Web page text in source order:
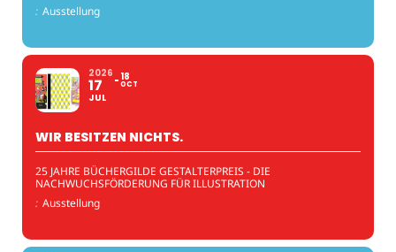
: Ausstellung
2026
17
JUL
18
OCT
WIR BESITZEN NICHTS.
25 JAHRE BÜCHERGILDE GESTALTERPREIS - DIE
NACHWUCHSFÖRDERUNG FÜR ILLUSTRATION
: Ausstellung